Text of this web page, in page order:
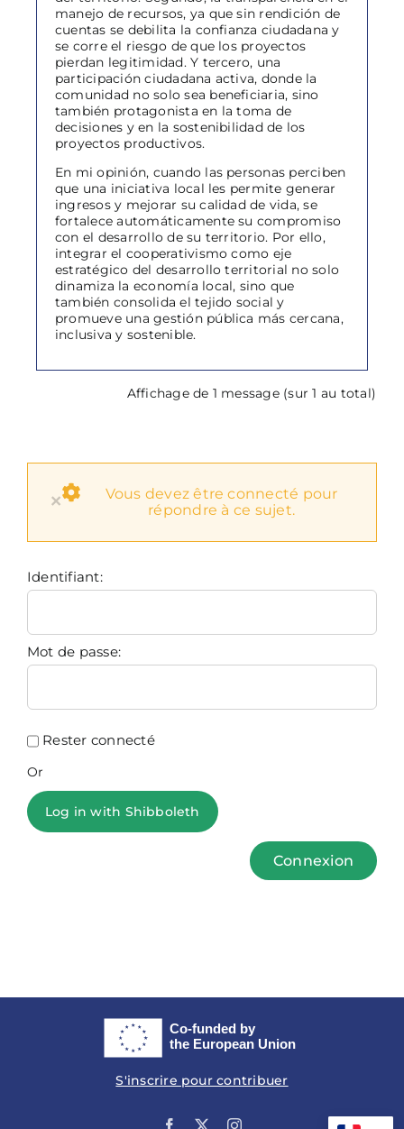
manejo de recursos, ya que sin rendición de
cuentas se debilita la confianza ciudadana y
se corre el riesgo de que los proyectos
pierdan legitimidad. Y tercero, una
participación ciudadana activa, donde la
comunidad no solo sea beneficiaria, sino
también protagonista en la toma de
decisiones y en la sostenibilidad de los
proyectos productivos.
En mi opinión, cuando las personas perciben
que una iniciativa local les permite generar
ingresos y mejorar su calidad de vida, se
fortalece automáticamente su compromiso
con el desarrollo de su territorio. Por ello,
integrar el cooperativismo como eje
estratégico del desarrollo territorial no solo
dinamiza la economía local, sino que
también consolida el tejido social y
promueve una gestión pública más cercana,
inclusiva y sostenible.
Affichage de 1 message (sur 1 au total)
×
Vous devez être connecté pour
répondre à ce sujet.
Identifiant:
Mot de passe:
Rester connecté
Or
Log in with Shibboleth
Connexion
S'inscrire pour contribuer
Facebook Instagram